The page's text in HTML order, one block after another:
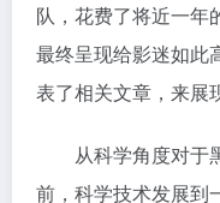
队，花费了将近一年
最终呈现给影迷如此
表了相关文章，来展
从科学角度对于
前，科学技术发展到